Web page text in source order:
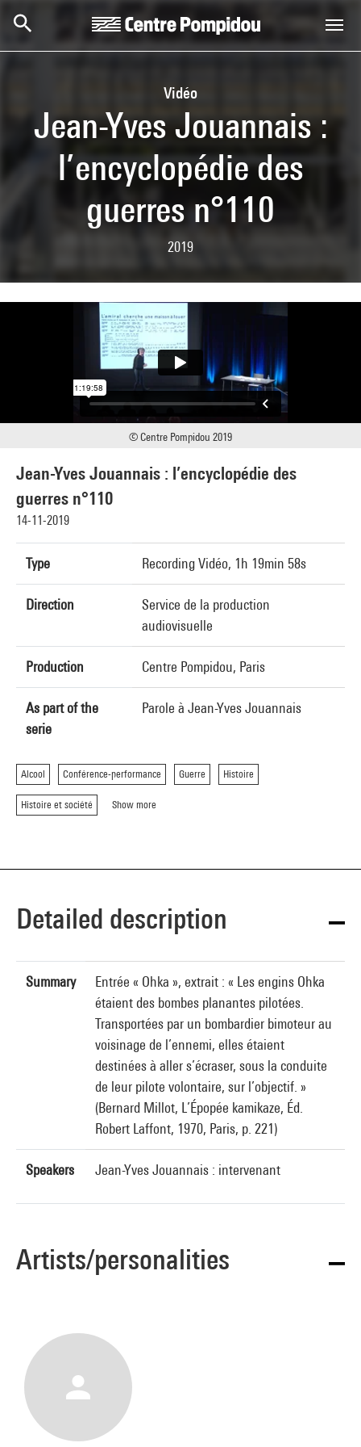
Vidéo
Jean-Yves Jouannais :
l’encyclopédie des
guerres n°110
2019
Jean-Yves Jouannais : l’encyclopédie des
guerres n°110
14-11-2019
Type Recording Vidéo, 1h 19min 58s
Direction
Service de la production
audiovisuelle
Production Centre Pompidou, Paris
As part of the
serie
Parole à Jean-Yves Jouannais
Alcool Conférence-performance Guerre Histoire
Histoire et société Show more
© Centre Pompidou 2019
Detailed description
Summary
Entrée « Ohka », extrait : « Les engins Ohka
étaient des bombes planantes pilotées.
Transportées par un bombardier bimoteur au
voisinage de l’ennemi, elles étaient
destinées à aller s’écraser, sous la conduite
de leur pilote volontaire, sur l’objectif. »
(Bernard Millot, L’Épopée kamikaze, Éd.
Robert Laffont, 1970, Paris, p. 221)
Speakers Jean-Yves Jouannais : intervenant
Artists/personalities